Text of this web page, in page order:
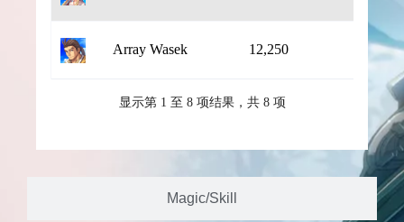
Magic/Skill
Array Wasek 12,250
显示第 1 至 8 项结果，共 8 项